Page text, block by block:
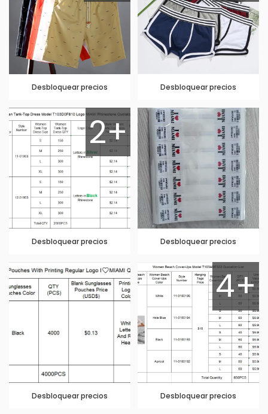
Desbloquear precios Desbloquear precios
2+
Desbloquear precios Desbloquear precios
Desbloquear precios
4+
Desbloquear precios